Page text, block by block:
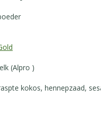
(Alpro )
kokos, hennepzaad,